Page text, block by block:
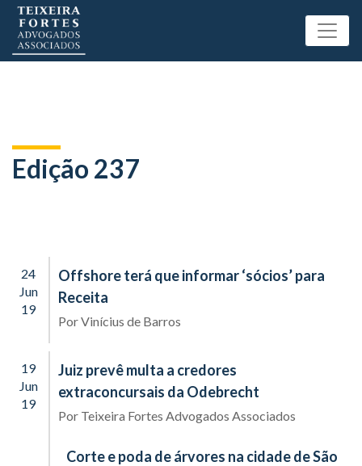
Edição 237
24
Jun
19
Offshore terá que informar ‘sócios’ para
Receita
PorVinícius de Barros
19
Jun
19
Juiz prevê multa a credores
extraconcursais da Odebrecht
Por Teixeira Fortes Advogados Associados
Corte e poda de árvores na cidade de São